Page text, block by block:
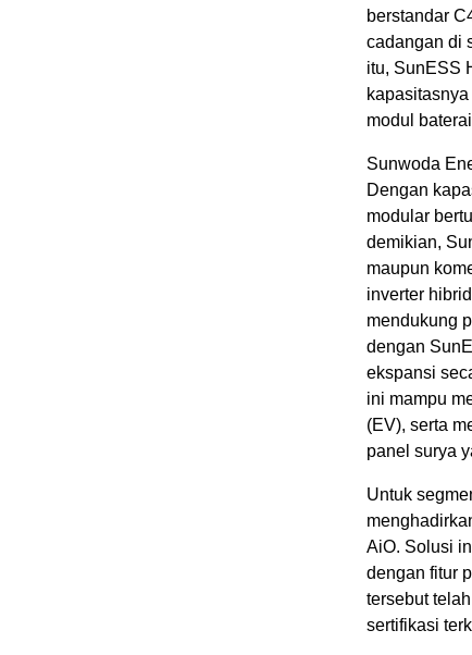
berstandar
cadangan di
itu, SunESS
modul
Sunwoda
Dengan
modular
demikian,
maupun
inverter
mendukung
dengan
ekspansi
ini mampu
(EV), serta
panel surya
Untuk
AiO. Solusi
dengan fitur
tersebut
sertifikasi